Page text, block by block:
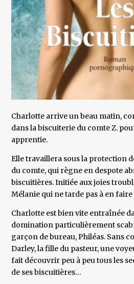
Charlotte arrive un beau matin,
dans la biscuiterie du comte Z.
apprentie.
Elle travaillera sous la protection
du comte, qui règne en despote
biscuitières. Initiée aux joies
Mélanie qui ne tarde pas à en faire
Charlotte est bien vite entraînée
domination particulièrement
garçon de bureau, Philéas. Sans
Darley, la fille du pasteur, une
fait découvrir peu à peu tous les
de ses biscuitières…